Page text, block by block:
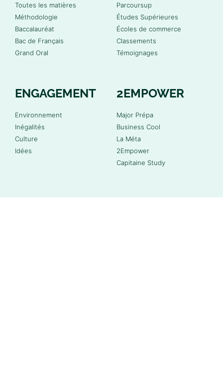
Toutes les matières
Méthodologie
Baccalauréat
Bac de Français
Grand Oral
Parcoursup
Études Supérieures
Écoles de commerce
Classements
Témoignages
ENGAGEMENT
Environnement
Inégalités
Culture
Idées
2EMPOWER
Major Prépa
Business Cool
La Méta
2Empower
Capitaine Study